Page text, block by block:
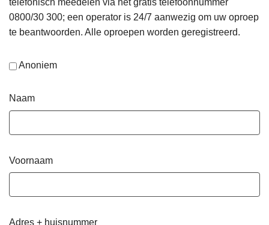
telefonisch meedelen via het gratis telefoonnummer
0800/30 300; een operator is 24/7 aanwezig om uw oproep
te beantwoorden. Alle oproepen worden geregistreerd.
Anoniem
Naam
Voornaam
Adres + huisnummer